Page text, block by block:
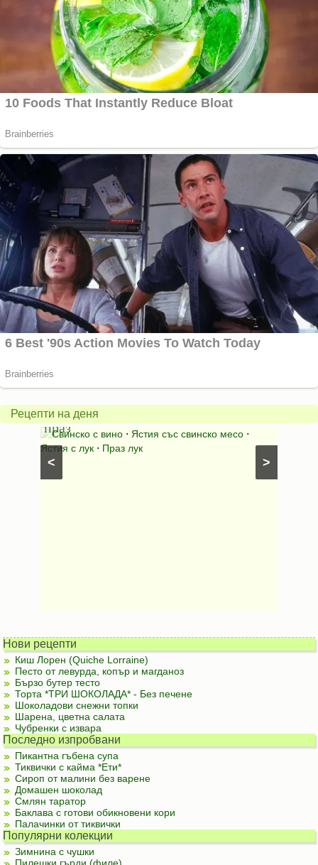
Рецепти на деня
>
<
Свинско
с
праз
Свинско с вино ⋅ Ястия със свинско месо ⋅
Ястия с лук ⋅ Праз лук
с
яйца
Нови рецепти
Киш Лорен (Quiche Lorraine)
Песто от левурда, копър и магданоз
Бързо бутер тесто
Торта *ТРИ ШОКОЛАДА* - Без печене
Шоколадови снежни топки
Шарена, цветна салата
Чубренки с извара
Последно изпробвани
Пикантна гъбена супа
Тиквички с кайма *Ети*
Сироп от малини без варене
Домашен шоколад
Смлян таратор
Баклава с готови обикновени кори
Палачинки от тиквички
Популярни колекции
Зимнина с чушки